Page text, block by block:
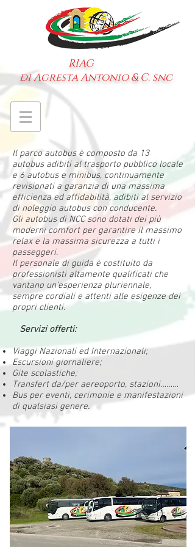
RIAG
di Agresta Antonio & C. snc
Il parco autobus è composto da 13
autobus adibiti al trasporto pubblico locale
e 6 autobus e minibus, continuamente
revisionati a garanzia di una massima
efficienza ed affidabilità, adibiti al servizio
di noleggio autobus con conducente.
Gli autobus di NCC sono dotati dei più
moderni comfort per garantire il massimo
relax e la massima sicurezza a tutti i
passeggeri.
Il personale di guida è costituito da
professionisti altamente qualificati che
vantano un’esperienza pluriennale,
sempre cordiali e attenti alle esigenze dei
propri clienti.
Servizi offerti:
Viaggi Nazionali ed Internazionali;
Escursioni giornaliere;
Gite scolastiche;
Transfert da/per aereoporto, stazioni………
Bus per eventi, cerimonie e manifestazioni
di qualsiasi genere.